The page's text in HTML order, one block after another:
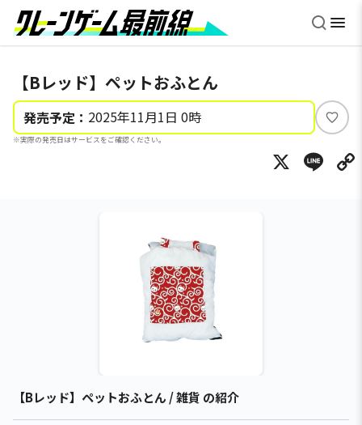
【Bレッド】ペットおふとん
発売予定： 2025年11月1日 0時
※実際の発売日はサービスをご確認ください。
い
ね
X
【Bレッド】ペットおふとん / 雑貨 の紹介